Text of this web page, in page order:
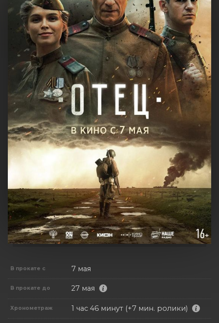
В прокате с 7 мая
В прокате до 27 мая
Хронометраж 1 час 46 минут (+7 мин. ролики)